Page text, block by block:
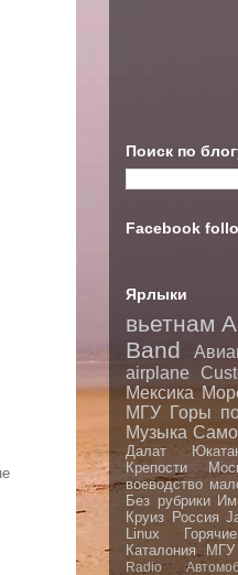
Поиск по
Facebook
Ярлыки
вьетнам
Band
airplane
Мексика
МГУ Горы
Музыка
Далат
Крепости
воеводство
Без рубрики
Круиз Россия
Linux
Каталония
МГУ
Radio